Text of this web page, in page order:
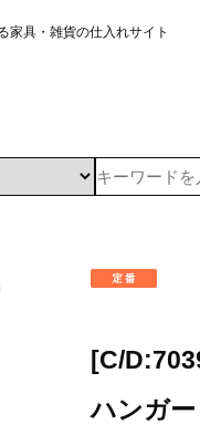
家具・雑貨の仕入れサイト
[C/
ハンガー